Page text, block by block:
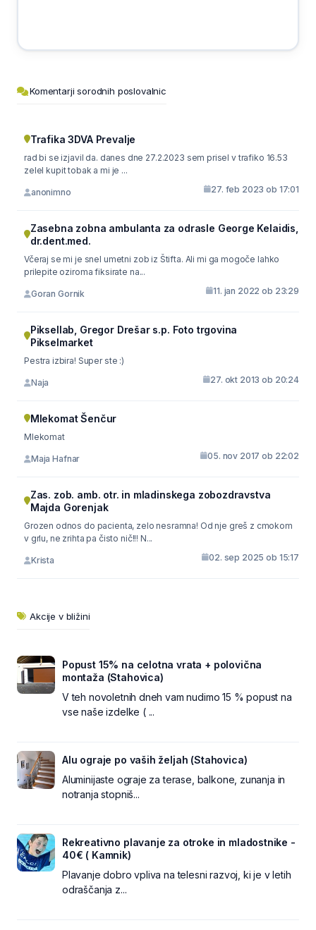
Komentarji sorodnih poslovalnic
Trafika 3DVA Prevalje
rad bi se izjavil da. danes dne 27.2.2023 sem prisel v trafiko 16.53
zelel kupit tobak a mi je ...
anonimno 27. feb 2023 ob 17:01
Zasebna zobna ambulanta za odrasle George Kelaidis,
dr.dent.med.
Včeraj se mi je snel umetni zob iz Štifta. Ali mi ga mogoče lahko
prilepite oziroma fiksirate na...
Goran Gornik 11. jan 2022 ob 23:29
Piksellab, Gregor Drešar s.p. Foto trgovina
Pikselmarket
Pestra izbira! Super ste :)
Naja 27. okt 2013 ob 20:24
Mlekomat Šenčur
Mlekomat
Maja Hafnar 05. nov 2017 ob 22:02
Zas. zob. amb. otr. in mladinskega zobozdravstva
Majda Gorenjak
Grozen odnos do pacienta, zelo nesramna! Od nje greš z cmokom
v grlu, ne zrihta pa čisto nič!!! N...
Krista 02. sep 2025 ob 15:17
Akcije v bližini
Popust 15% na celotna vrata + polovična
montaža (Stahovica)
V teh novoletnih dneh vam nudimo 15 % popust na
vse naše izdelke ( ...
Alu ograje po vaših željah (Stahovica)
Aluminijaste ograje za terase, balkone, zunanja in
notranja stopniš...
Rekreativno plavanje za otroke in mladostnike -
40€ ( Kamnik)
Plavanje dobro vpliva na telesni razvoj, ki je v letih
odraščanja z...